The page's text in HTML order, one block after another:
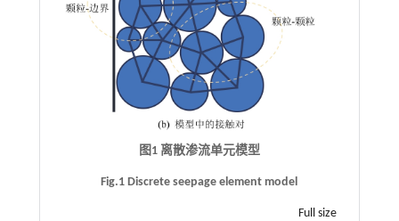
图1 离散渗流单元模型
Fig.1 Discrete seepage element model
Full size